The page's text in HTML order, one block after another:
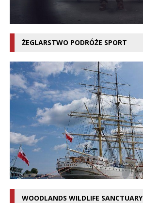
ŻEGLARSTWO PODRÓŻE SPORT
WOODLANDS WILDLIFE SANCTUARY